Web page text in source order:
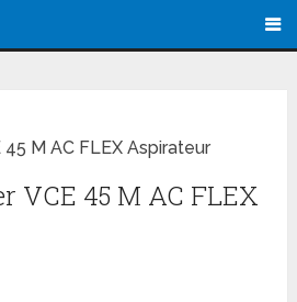
M AC FLEX Aspirateur
VCE 45 M AC FLEX